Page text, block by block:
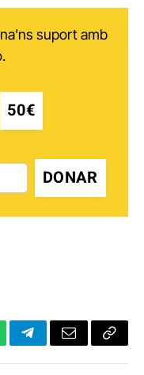
suport amb
50€
DONAR
TelegramEmail Copy